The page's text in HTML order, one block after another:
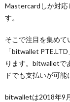
Mastercardしか対応
す。
そこで注目を集めて
「bitwallet
ります。bitwalletで
ドでも支払いが可能
bitwalletは2018年9